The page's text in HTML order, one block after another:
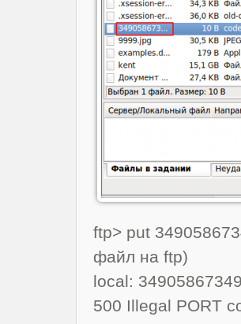
ftp> put
файл на ftp)
local:
500 Illegal PORT